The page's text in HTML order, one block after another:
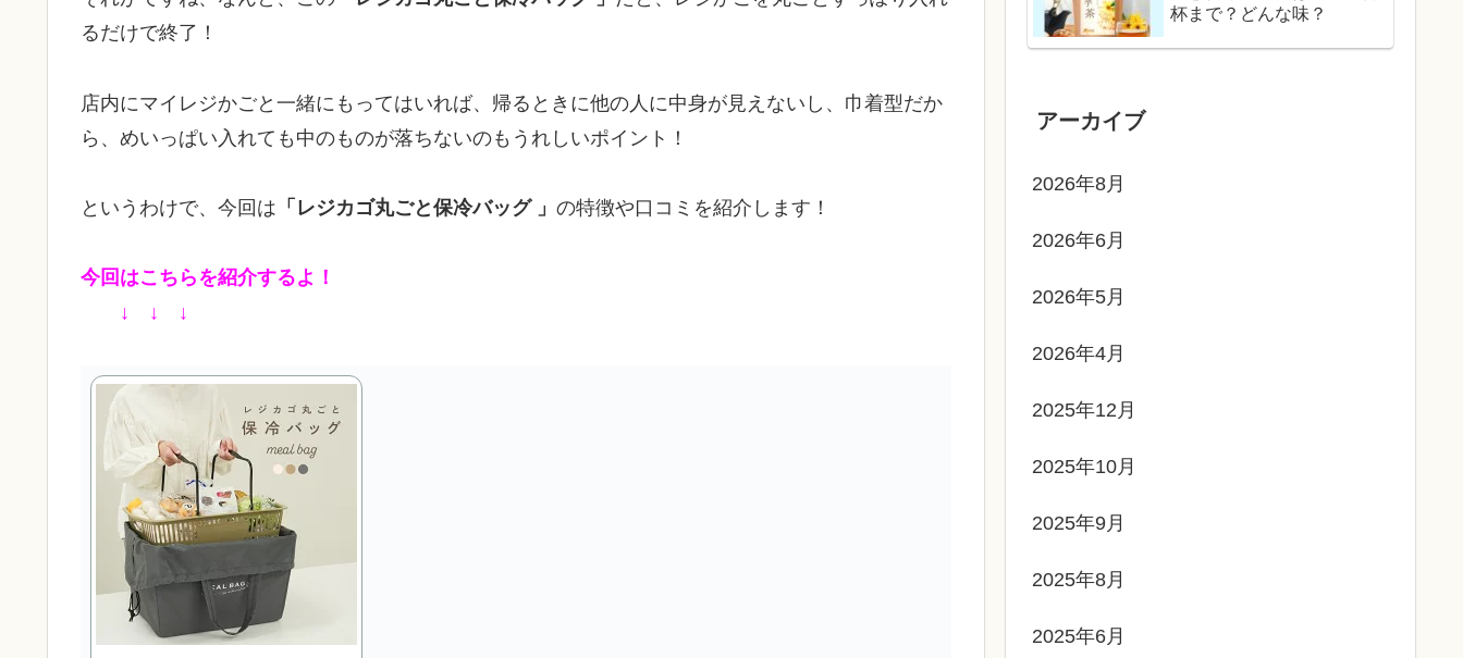
るだけで終了！
店内にマイレジかごと一緒にもってはいれば、帰るときに他の人に中身が見えないし、巾着型だか
ら、めいっぱい入れても中のものが落ちないのもうれしいポイント！
というわけで、今回は 「レジカゴ丸ごと保冷バッグ 」 の特徴や口コミを紹介します！
今回はこちらを紹介するよ！
↓ ↓ ↓
杯まで？どんな味？
アーカイブ
2026年8月
2026年6月
2026年5月
2026年4月
2025年12月
2025年10月
2025年9月
2025年8月
2025年6月